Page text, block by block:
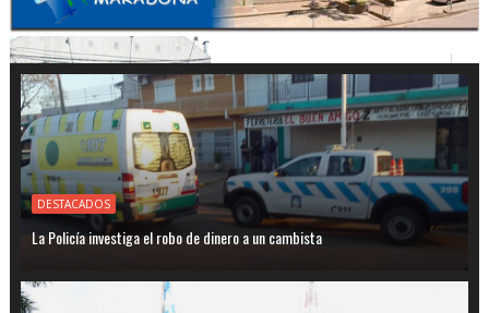
DESTACADOS
La Policía investiga el robo de dinero a un cambista